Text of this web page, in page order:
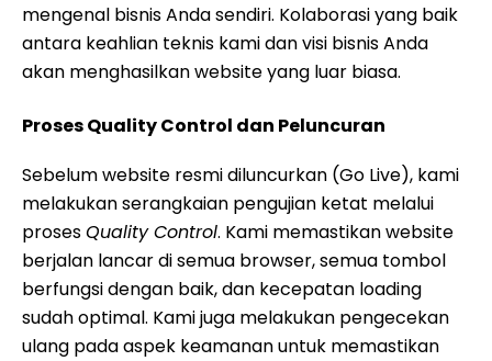
mengenal bisnis Anda sendiri. Kolaborasi yang baik
antara keahlian teknis kami dan visi bisnis Anda
akan menghasilkan website yang luar biasa.
Proses Quality Control dan Peluncuran
Sebelum website resmi diluncurkan (Go Live), kami
melakukan serangkaian pengujian ketat melalui
prosesQuality Control. Kami memastikan website
berjalan lancar di semua browser, semua tombol
berfungsi dengan baik, dan kecepatan loading
sudah optimal. Kami juga melakukan pengecekan
ulang pada aspek keamanan untuk memastikan